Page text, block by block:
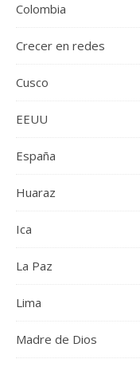
Colombia
Crecer en redes
Cusco
EEUU
España
Huaraz
Ica
La Paz
Lima
Madre de Dios